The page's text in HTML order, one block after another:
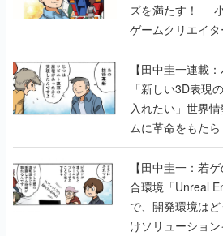
ズを満たす！──
ゲームクリエイ
【若ゲのいたり
【田中圭一連載
「新しい3D表現
入れたい」世界
ムに革命をもた
のいたり】
【田中圭一：若
合環境「Unreal
で、開発環境は
けソリューショ